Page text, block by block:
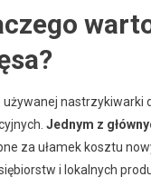
używanej nastrzykiwarki
Jednym z
za ułamek kosztu
i lokalnych